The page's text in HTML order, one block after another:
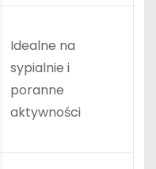
Idealne na
sypialnie i
poranne
aktywności